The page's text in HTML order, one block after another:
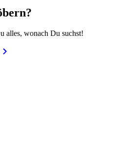
alles, wonach Du suchst!